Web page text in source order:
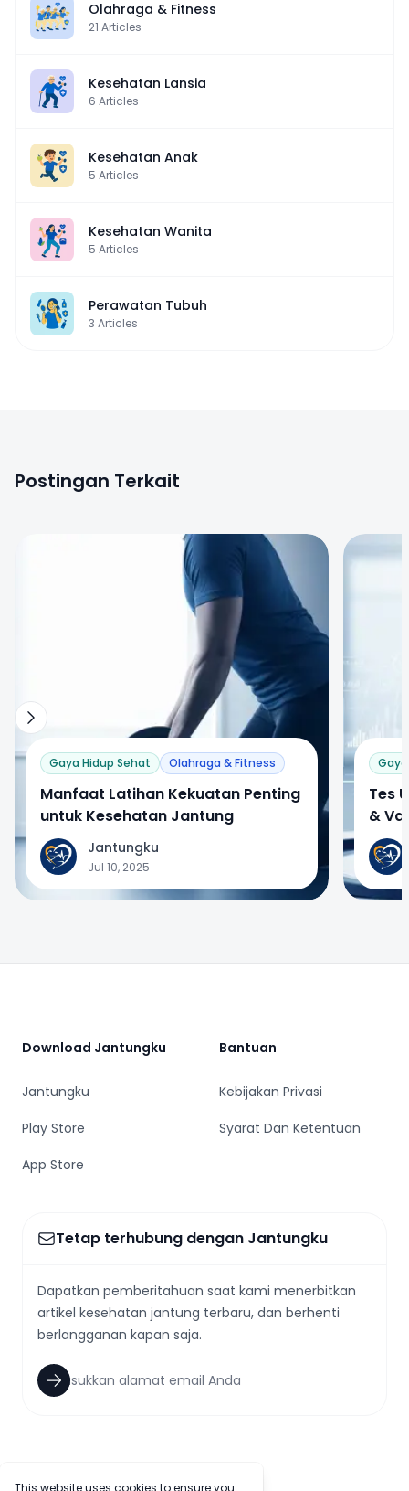
Olahraga & Fitness
21 Articles
Kesehatan Lansia
6 Articles
Kesehatan Anak
5 Articles
Kesehatan Wanita
5 Articles
Perawatan Tubuh
3 Articles
Postingan Terkait
Gaya Hidup Sehat Olahraga & Fitness
Manfaat Latihan Kekuatan Penting
untuk Kesehatan Jantung
J
Jantungku
Jul 10, 2025
0
Tes
&
J
Download Jantungku
Jantungku
Play Store
App Store
Bantuan
Kebijakan Privasi
Syarat Dan Ketentuan
Tetap terhubung dengan Jantungku
Dapatkan pemberitahuan saat kami menerbitkan
artikel kesehatan jantung terbaru, dan berhenti
berlangganan kapan saja.
This website uses cookies to ensure you